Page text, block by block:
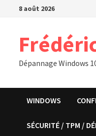
Passer8 août 2026
Dépannage Windows
WINDOWS
SÉCURITÉ / TPM /